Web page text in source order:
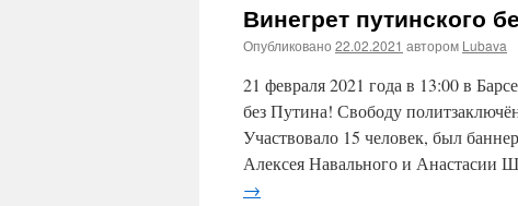
Винегрет путинского
Опубликовано 22.02.2021 автором Lubava
21 февраля 2021 года в 13:00 в
без Путина! Свободу
Участвовало 15 человек, был
Алексея Навального и Анастасии
→